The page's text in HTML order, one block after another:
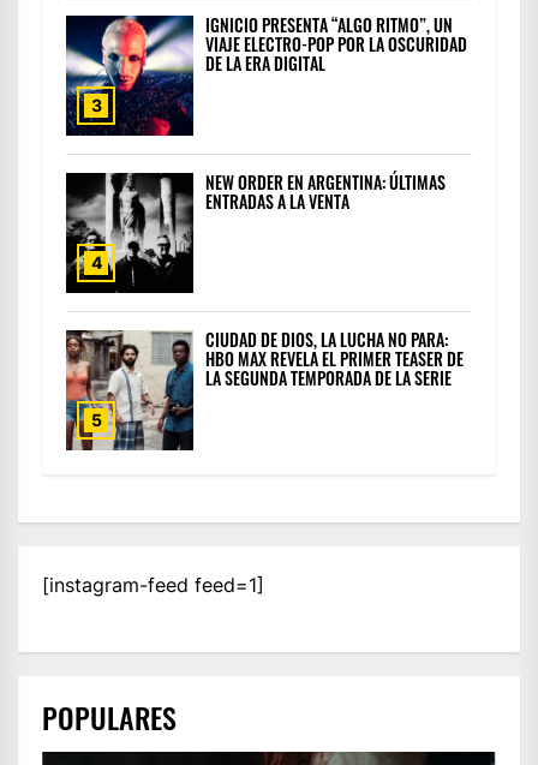
3
IGNICIO PRESENTA “ALGO RITMO”, UN
VIAJE ELECTRO-POP POR LA OSCURIDAD
DE LA ERA DIGITAL
4
NEW ORDER EN ARGENTINA: ÚLTIMAS
ENTRADAS A LA VENTA
5
CIUDAD DE DIOS, LA LUCHA NO PARA:
HBO MAX REVELA EL PRIMER TEASER DE
LA SEGUNDA TEMPORADA DE LA SERIE
[instagram-feed feed=1]
POPULARES